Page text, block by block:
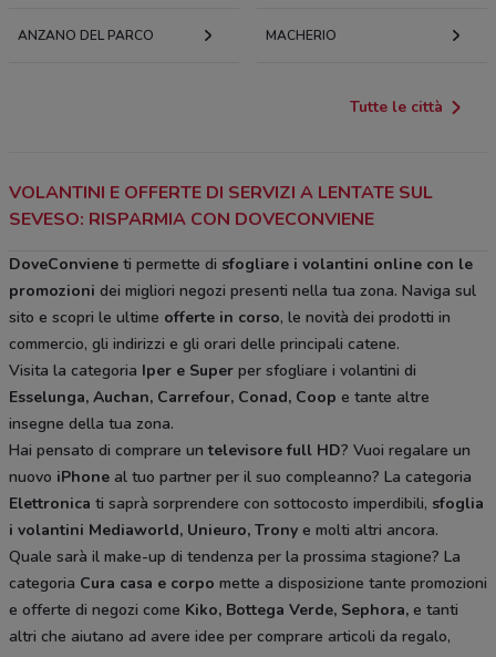
ANZANO DEL PARCO MACHERIO
Tutte le città
VOLANTINI E OFFERTE DI SERVIZI A LENTATE SUL
SEVESO: RISPARMIA CON DOVECONVIENE
DoveConviene ti permette di sfogliare i volantini online con le
promozioni dei migliori negozi presenti nella tua zona. Naviga sul
sito e scopri le ultime offerte in corso, le novità dei prodotti in
commercio, gli indirizzi e gli orari delle principali catene.
Visita la categoria Iper e Super per sfogliare i volantini di
Esselunga, Auchan, Carrefour, Conad, Coop e tante altre
insegne della tua zona.
Hai pensato di comprare untelevisore full HD? Vuoi regalare un
nuovo iPhone al tuo partner per il suo compleanno? La categoria
Elettronica ti saprà sorprendere con sottocosto imperdibili, sfoglia
i volantini Mediaworld, Unieuro, Trony e molti altri ancora.
Quale sarà il make-up di tendenza per la prossima stagione? La
categoria Cura casa e corpo mette a disposizione tante promozioni
e offerte di negozi come Kiko, Bottega Verde, Sephora, e tanti
altri che aiutano ad avere idee per comprare articoli da regalo,